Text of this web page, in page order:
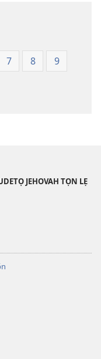
Lẹdogbedevomẹ
AihọnAihọn
7 8
9
JEHOVAH TỌN LẸ